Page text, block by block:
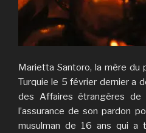
Marietta Santoro, la mère du
Turquie le 5 février dernier a
des Affaires étrangères de
l’assurance de son pardon
musulman de 16 ans qui a